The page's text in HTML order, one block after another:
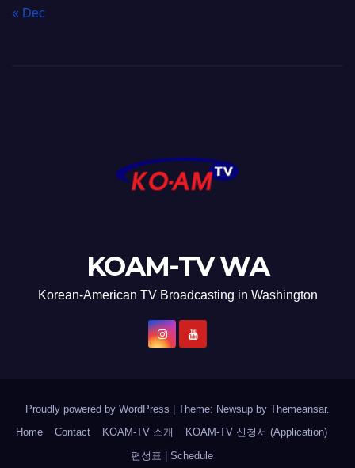
« Dec
KOAM-TV WA
Korean-American TV Broadcasting in Washington
Proudly powered by WordPress | Theme: Newsup by Themeansar.
Home
Contact KOAM-TV 소개
KOAM-TV 신청서 (Application)
편성표 | Schedule